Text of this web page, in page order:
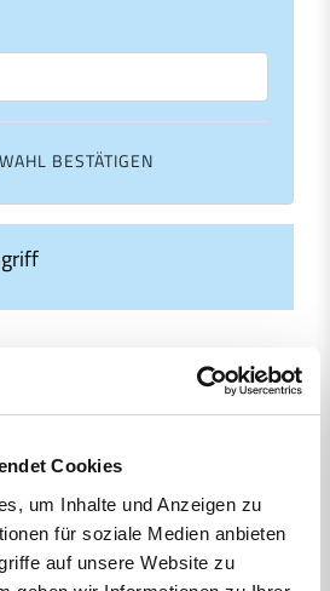
Cookies
um Inhalte und Anzeigen zu
für soziale Medien anbieten
auf unsere Website zu
zum Zweck der
beantragen
einer selbständigen Tätigkeit
erhalten haben, kann